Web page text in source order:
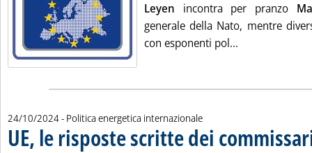
Leyen incontra per pranzo
generale della Nato, mentre
con esponenti pol...
24/10/2024- Politica energetica internazionale
UE, le risposte scritte dei